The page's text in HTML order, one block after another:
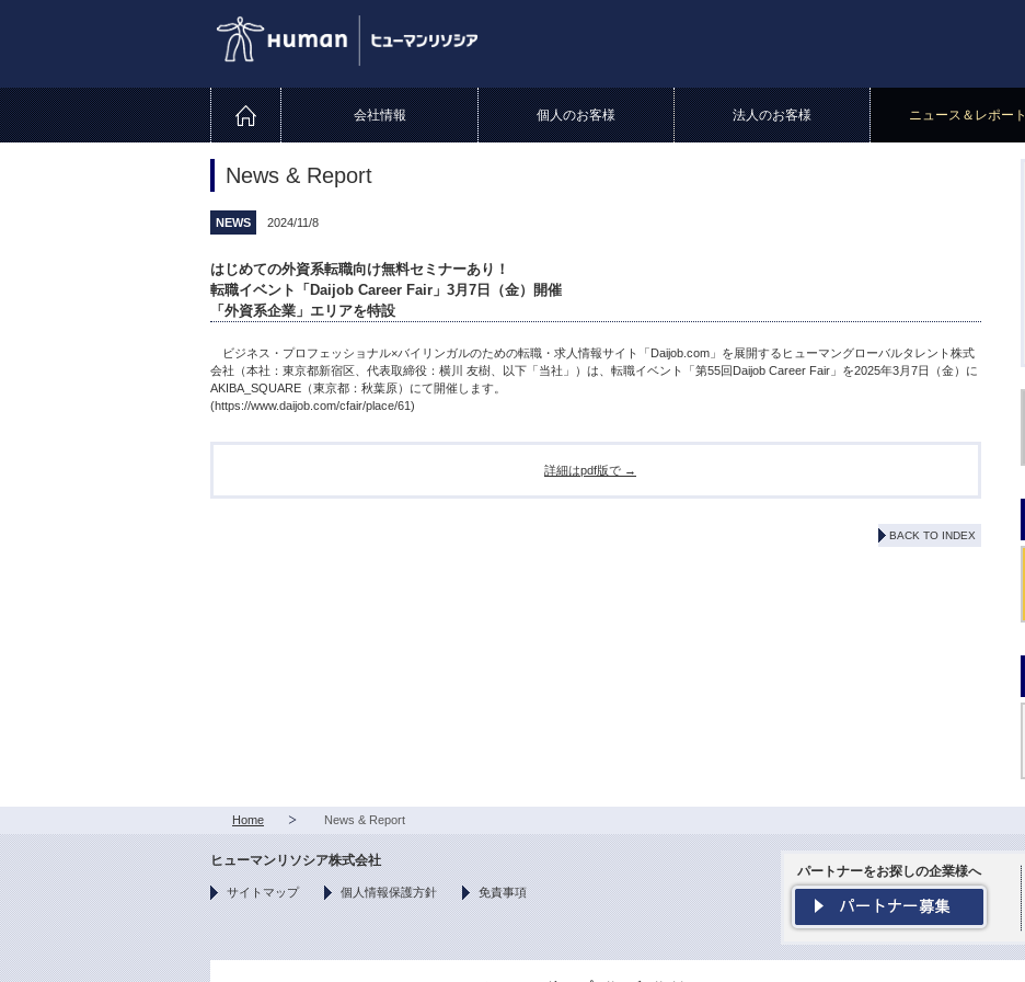
会社情報 個人のお客様 法人のお客様 ニュース＆レポート
News & Report
NEWS 2024/11/8
はじめての外資系転職向け無料セミナーあり！
転職イベント「Daijob Career Fair」3月7日（金）開催
「外資系企業」エリアを特設
ビジネス・プロフェッショナル×バイリンガルのための転職・求人情報サイト「Daijob.com」を展開するヒューマングローバルタレント株式
会社（本社：東京都新宿区、代表取締役：横川 友樹、以下「当社」）は、転職イベント「第55回Daijob Career Fair」を2025年3月7日（金）に
AKIBA_SQUARE（東京都：秋葉原）にて開催します。
(https://www.daijob.com/cfair/place/61)
詳細はpdf版で →
BACK TO INDEX
Home News & Report
ヒューマンリソシア株式会社
サイトマップ 個人情報保護方針 免責事項
パートナーをお探しの企業様へ